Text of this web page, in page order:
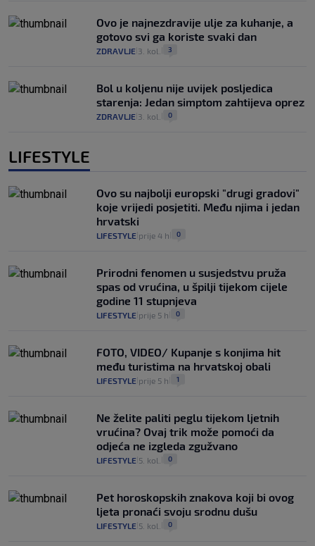
Ovo je najnezdravije ulje za kuhanje, a
gotovo svi ga koriste svaki dan
ZDRAVLJE 3. kol. 3
Bol u koljenu nije uvijek posljedica
starenja: Jedan simptom zahtijeva oprez
ZDRAVLJE 3. kol. 0
LIFESTYLE
Ovo su najbolji europski "drugi gradovi"
koje vrijedi posjetiti. Među njima i jedan
hrvatski
LIFESTYLE prije 4 h 0
Prirodni fenomen u susjedstvu pruža
spas od vrućina, u špilji tijekom cijele
godine 11 stupnjeva
LIFESTYLE prije 5 h 0
FOTO, VIDEO/ Kupanje s konjima hit
među turistima na hrvatskoj obali
LIFESTYLE prije 5 h 1
Ne želite paliti peglu tijekom ljetnih
vrućina? Ovaj trik može pomoći da
odjeća ne izgleda zgužvano
LIFESTYLE 5. kol. 0
Pet horoskopskih znakova koji bi ovog
ljeta pronaći svoju srodnu dušu
LIFESTYLE 5. kol. 0